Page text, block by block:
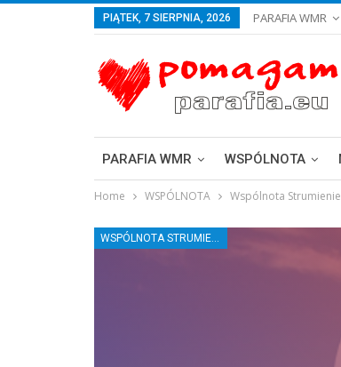
PIĄTEK, 7 SIERPNIA, 2026 PARAFIA WMR
PARAFIA WMR WSPÓLNOTA
Home WSPÓLNOTA Wspólnota
WSPÓLNOTA STRUMIENIE WODY ŻYWEJ